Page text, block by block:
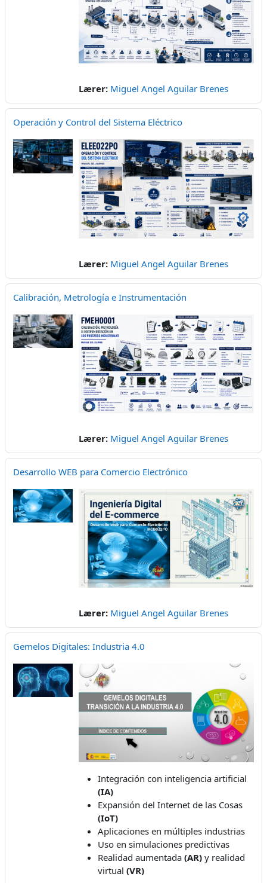
Lærer: Miguel Angel Aguilar Brenes
Operación y Control del Sistema Eléctrico
Lærer: Miguel Angel Aguilar Brenes
Calibración, Metrología e Instrumentación
Lærer: Miguel Angel Aguilar Brenes
Desarrollo WEB para Comercio Electrónico
Lærer: Miguel Angel Aguilar Brenes
Gemelos Digitales: Industria 4.0
Integración con inteligencia artificial
(IA)
Expansión del Internet de las Cosas
(IoT)
Aplicaciones en múltiples industrias
Uso en simulaciones predictivas
Realidad aumentada (AR) y realidad
virtual (VR)